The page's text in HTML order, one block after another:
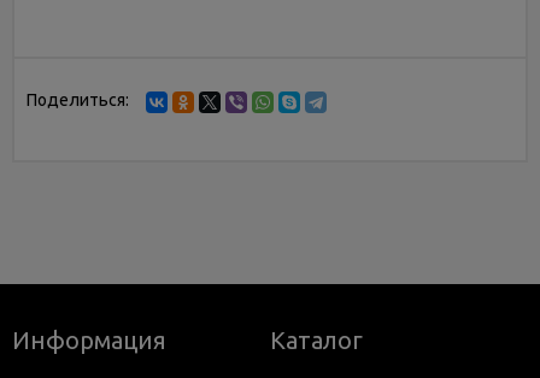
Поделиться:
Информация Каталог